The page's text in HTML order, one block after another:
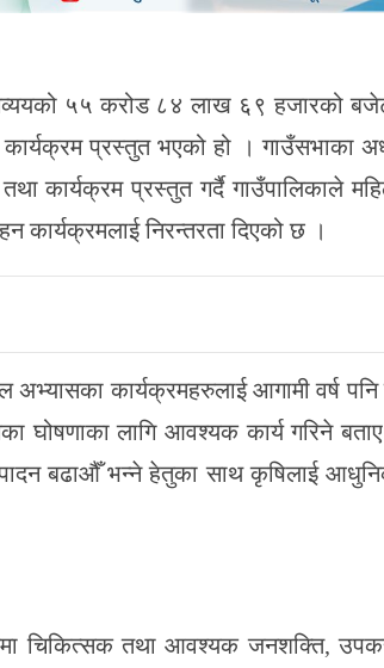
५५ करोड ८४ लाख ६९ हजारको
प्रस्तुत भएको हो । गाउँसभाका
कार्यक्रम प्रस्तुत गर्दै गाउँपालिकाले
कार्यक्रमलाई निरन्तरता दिएको छ ।
अभ्यासका कार्यक्रमहरुलाई आगामी वर्ष
घोषणाका लागि आवश्यक कार्य गरिने
बढाऔँ भन्ने हेतुका साथ कृषिलाई
चिकित्सक तथा आवश्यक जनशक्ति,